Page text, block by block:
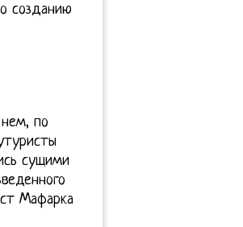
созданию
нем, по
сущими
Мафарка